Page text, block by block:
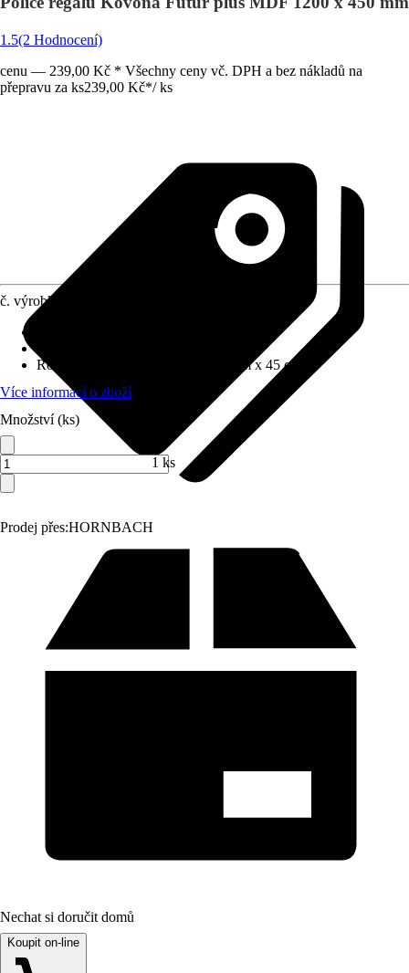
1.5(2 Hodnocení)
cenu — 239,00 Kč * Všechny ceny vč. DPH a bez nákladů na
přepravu za ks239,00 Kč*/ ks
Prodej přes:HORNBACH
č. výrobku
Rozměry (ŠxVxH)
120 cm x 0.7 cm x 45 cm
Více informací o zboží
Množství (ks)
1 ks
Nechat si doručit domů
Koupit on-line